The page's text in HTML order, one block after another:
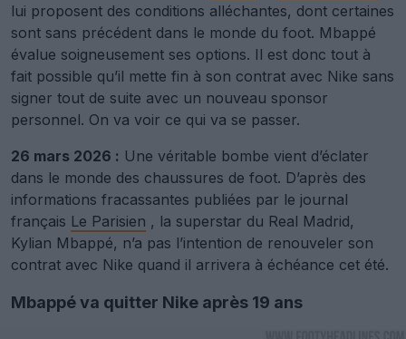
lui proposent des conditions alléchantes, dont certaines
sont sans précédent dans le monde du foot. Mbappé
évalue soigneusement ses options. Il est donc tout à
fait possible qu’il mette fin à son contrat avec Nike sans
signer tout de suite avec un nouveau sponsor
personnel. On va voir ce qui va se passer.
26 mars 2026 : Une véritable bombe vient d’éclater
dans le monde des chaussures de foot. D’après des
informations fracassantes publiées par le journal
français Le Parisien , la superstar du Real Madrid,
Kylian Mbappé, n’a pas l’intention de renouveler son
contrat avec Nike quand il arrivera à échéance cet été.
Mbappé va quitter Nike après 19 ans